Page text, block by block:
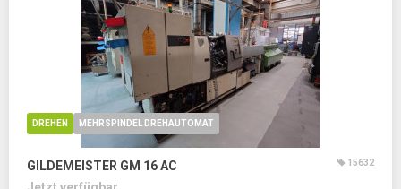
DREHEN MEHRSPINDEL DREHAUTOMAT
GILDEMEISTER GM 16 AC 15632